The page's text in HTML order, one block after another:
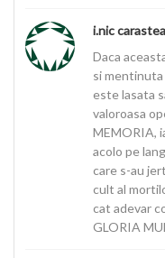
i.nic
Daca
si
este lasata
valoroasa
MEMORIA,
acolo pe
care s-au
cult al
cat adevar
GLORIA